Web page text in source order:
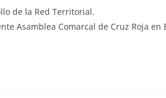
de la Red Territorial.
Asamblea Comarcal de Cruz Roja en